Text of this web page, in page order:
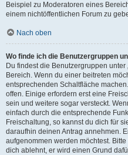
Beispiel zu Moderatoren eines
einem nichtöffentlichen Forum zu
Nach oben
Wo finde ich die Benutzergruppen
Du findest die Benutzergruppen
Bereich. Wenn du einer beitreten
entsprechenden Schaltfläche
offen. Einige erfordern erst eine
sein und weitere sogar versteckt.
einfach durch die entsprechende
Freischaltung, so kannst du dich für
daraufhin deinen Antrag annehmen.
aufgenommen werden möchtest.
dich ablehnt, er wird einen Grund